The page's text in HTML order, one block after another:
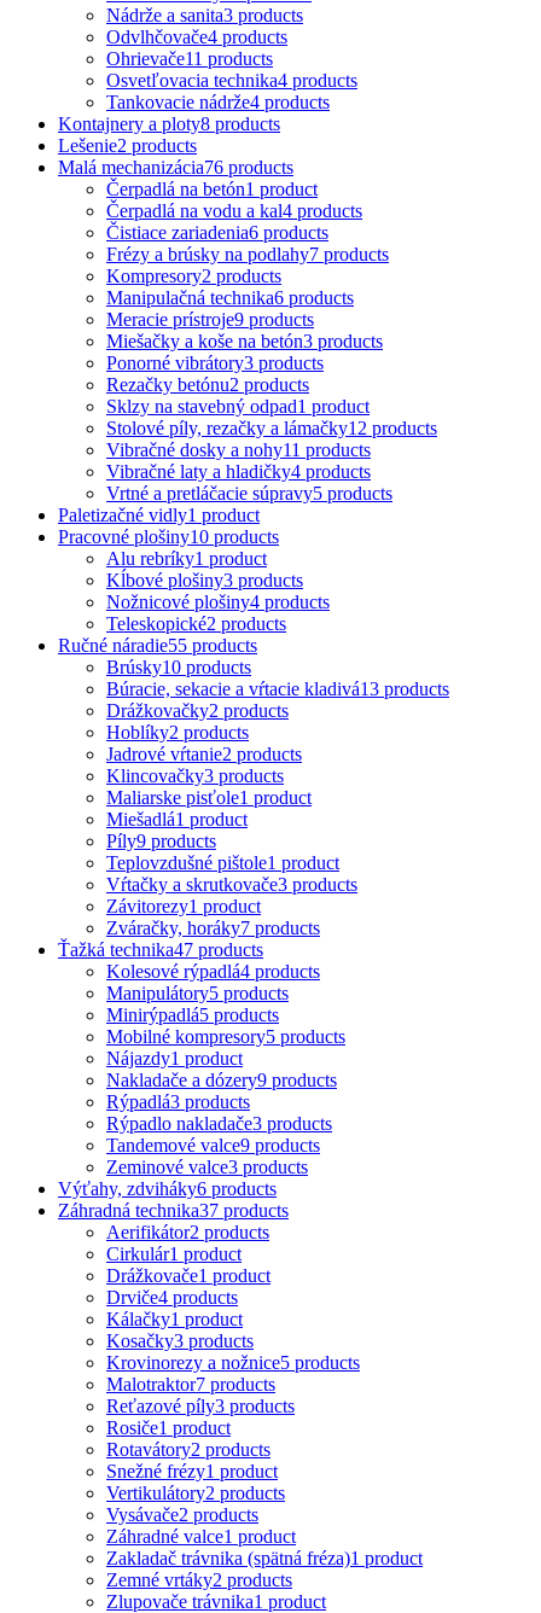
Nádrže a sanita3 products
Odvlhčovače4 products
Ohrievače11 products
Osvetľovacia technika4 products
Tankovacie nádrže4 products
Kontajnery a ploty8 products
Lešenie2 products
Malá mechanizácia76 products
Čerpadlá na betón1 product
Čerpadlá na vodu a kal4 products
Čistiace zariadenia6 products
Frézy a brúsky na podlahy7 products
Kompresory2 products
Manipulačná technika6 products
Meracie prístroje9 products
Miešačky a koše na betón3 products
Ponorné vibrátory3 products
Rezačky betónu2 products
Sklzy na stavebný odpad1 product
Stolové píly, rezačky a lámačky12 products
Vibračné dosky a nohy11 products
Vibračné laty a hladičky4 products
Vrtné a pretláčacie súpravy5 products
Paletizačné vidly1 product
Pracovné plošiny10 products
Alu rebríky1 product
Kĺbové plošiny3 products
Nožnicové plošiny4 products
Teleskopické2 products
Ručné náradie55 products
Brúsky10 products
Búracie, sekacie a vŕtacie kladivá13 products
Drážkovačky2 products
Hoblíky2 products
Jadrové vŕtanie2 products
Klincovačky3 products
Maliarske pisťole1 product
Miešadlá1 product
Píly9 products
Teplovzdušné pištole1 product
Vŕtačky a skrutkovače3 products
Závitorezy1 product
Zváračky, horáky7 products
Ťažká technika47 products
Kolesové rýpadlá4 products
Manipulátory5 products
Minirýpadlá5 products
Mobilné kompresory5 products
Nájazdy1 product
Nakladače a dózery9 products
Rýpadlá3 products
Rýpadlo nakladače3 products
Tandemové valce9 products
Zeminové valce3 products
Výťahy, zdviháky6 products
Záhradná technika37 products
Aerifikátor2 products
Cirkulár1 product
Drážkovače1 product
Drviče4 products
Kálačky1 product
Kosačky3 products
Krovinorezy a nožnice5 products
Malotraktor7 products
Reťazové píly3 products
Rosiče1 product
Rotavátory2 products
Snežné frézy1 product
Vertikulátory2 products
Vysávače2 products
Záhradné valce1 product
Zakladač trávnika (spätná fréza)1 product
Zemné vrtáky2 products
Zlupovače trávnika1 product